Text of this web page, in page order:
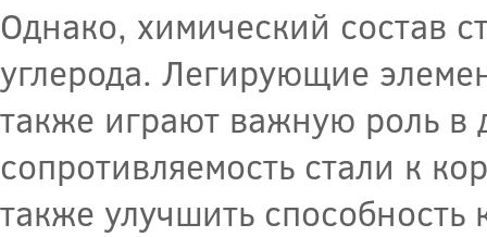
Однако, химический состав
углерода. Легирующие
также играют важную роль в
сопротивляемость стали к
также улучшить способность